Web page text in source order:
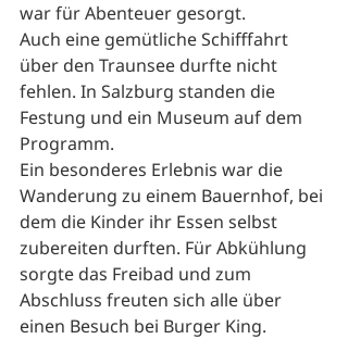
war für Abenteuer gesorgt.
Auch eine gemütliche Schifffahrt
über den Traunsee durfte nicht
fehlen. In Salzburg standen die
Festung und ein Museum auf dem
Programm.
Ein besonderes Erlebnis war die
Wanderung zu einem Bauernhof, bei
dem die Kinder ihr Essen selbst
zubereiten durften. Für Abkühlung
sorgte das Freibad und zum
Abschluss freuten sich alle über
einen Besuch bei Burger King.